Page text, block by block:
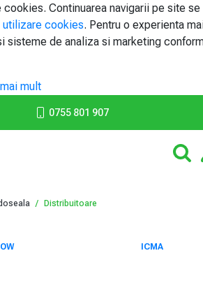
Continuarea navigarii pe site
cookies. Pentru o experienta
sisteme de analiza si marketing
mult
0755 801 907
Distribuitoare
ICMA